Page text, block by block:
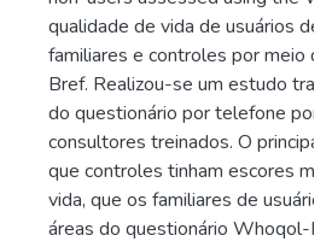
qualidade de vida de usuários de
familiares e controles por meio
Bref. Realizou-se um estudo
do questionário por telefone por
consultores treinados. O
que controles tinham escores
vida, que os familiares de
áreas do questionário Whoqol-